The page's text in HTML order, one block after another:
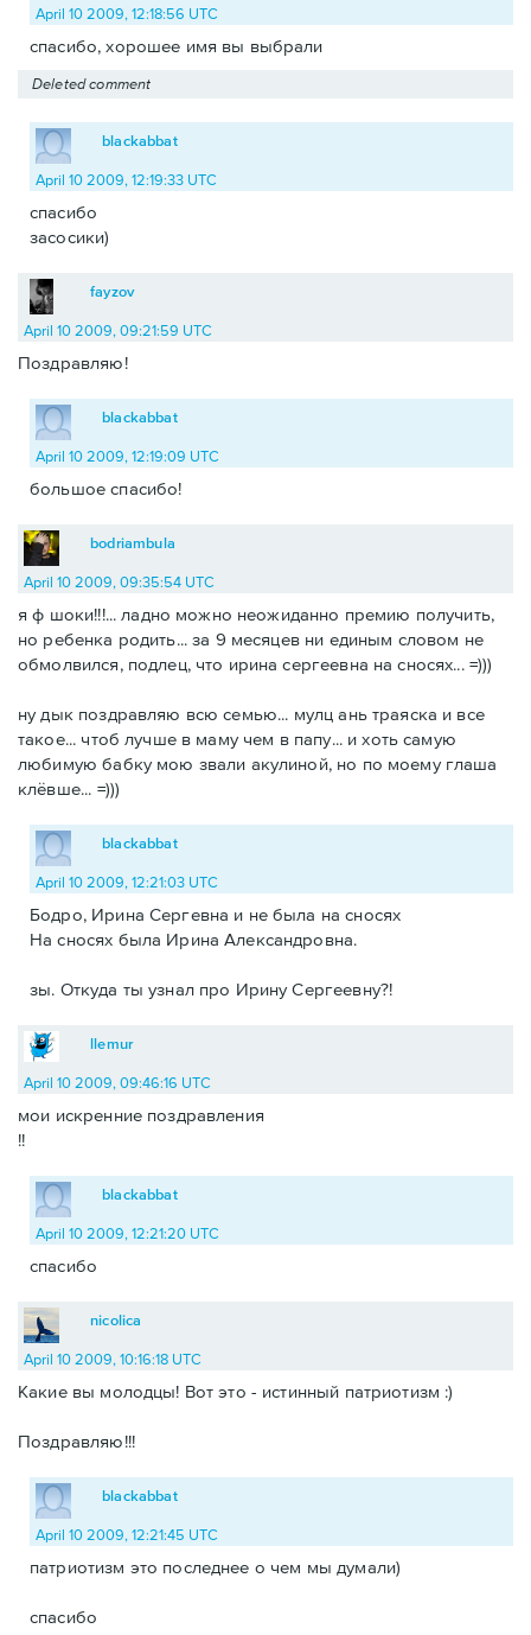
April 10 2009, 12:18:56 UTC
спасибо, хорошее имя вы выбрали
Deleted comment
blackabbat
April 10 2009, 12:19:33 UTC
спасибо
засосики)
fayzov
April 10 2009, 09:21:59 UTC
Поздравляю!
blackabbat
April 10 2009, 12:19:09 UTC
большое спасибо!
bodriambula
April 10 2009, 09:35:54 UTC
я ф шоки!!!... ладно можно неожиданно премию получить,
но ребенка родить... за 9 месяцев ни единым словом не
обмолвился, подлец, что ирина сергеевна на сносях... =)))
ну дык поздравляю всю семью... мулц ань траяска и все
такое... чтоб лучше в маму чем в папу... и хоть самую
любимую бабку мою звали акулиной, но по моему глаша
клёвше... =)))
blackabbat
April 10 2009, 12:21:03 UTC
Бодро, Ирина Сергевна и не была на сносях
На сносях была Ирина Александровна.
зы. Откуда ты узнал про Ирину Сергеевну?!
llemur
April 10 2009, 09:46:16 UTC
мои искренние поздравления
!!
blackabbat
April 10 2009, 12:21:20 UTC
спасибо
nicolica
April 10 2009, 10:16:18 UTC
Какие вы молодцы! Вот это - истинный патриотизм :)
Поздравляю!!!
blackabbat
April 10 2009, 12:21:45 UTC
патриотизм это последнее о чем мы думали)
спасибо